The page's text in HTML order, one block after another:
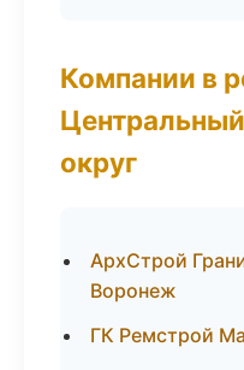
Компании в
округ
АрхСтрой
Воронеж
ГК Ремстрой